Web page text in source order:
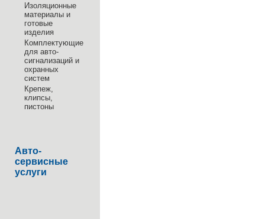
Изоляционные
материалы и
готовые
изделия
Комплектующие
для авто-
сигнализаций и
охранных
систем
Крепеж,
клипсы,
пистоны
Авто-
сервисные
услуги